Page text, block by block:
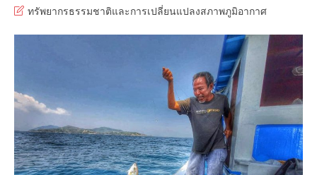
ทรัพยากรธรรมชาติและการเปลี่ยนแปลงสภาพภูมิอากาศ